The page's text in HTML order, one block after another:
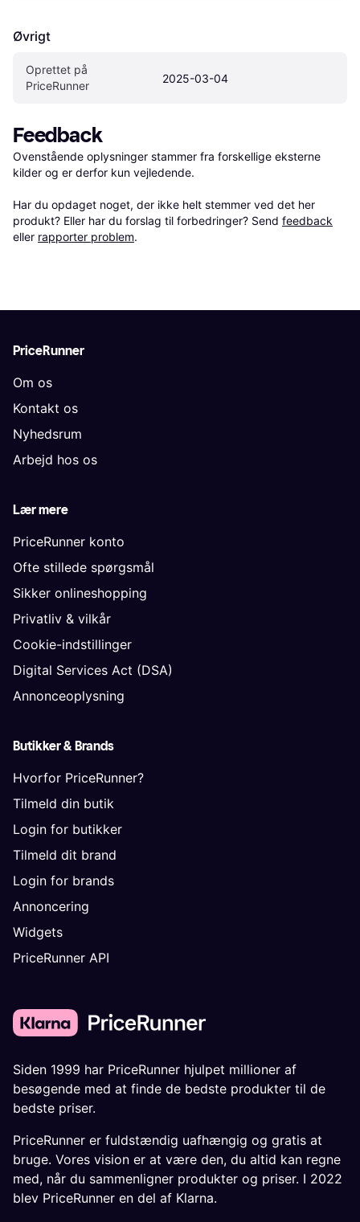
Øvrigt
Oprettet på
PriceRunner
2025-03-04
Feedback
Ovenstående oplysninger stammer fra forskellige eksterne
kilder og er derfor kun vejledende.
Har du opdaget noget, der ikke helt stemmer ved det her
produkt? Eller har du forslag til forbedringer? Send feedback
eller rapporter problem.
PriceRunner
Om os
Kontakt os
Nyhedsrum
Arbejd hos os
Lær mere
PriceRunner konto
Ofte stillede spørgsmål
Sikker onlineshopping
Privatliv & vilkår
Cookie-indstillinger
Digital Services Act (DSA)
Annonceoplysning
Butikker & Brands
Hvorfor PriceRunner?
Tilmeld din butik
Login for butikker
Tilmeld dit brand
Login for brands
Annoncering
Widgets
PriceRunner API
Siden 1999 har PriceRunner hjulpet millioner af
besøgende med at finde de bedste produkter til de
bedste priser.
PriceRunner er fuldstændig uafhængig og gratis at
bruge. Vores vision er at være den, du altid kan regne
med, når du sammenligner produkter og priser. I 2022
blev PriceRunner en del af Klarna.